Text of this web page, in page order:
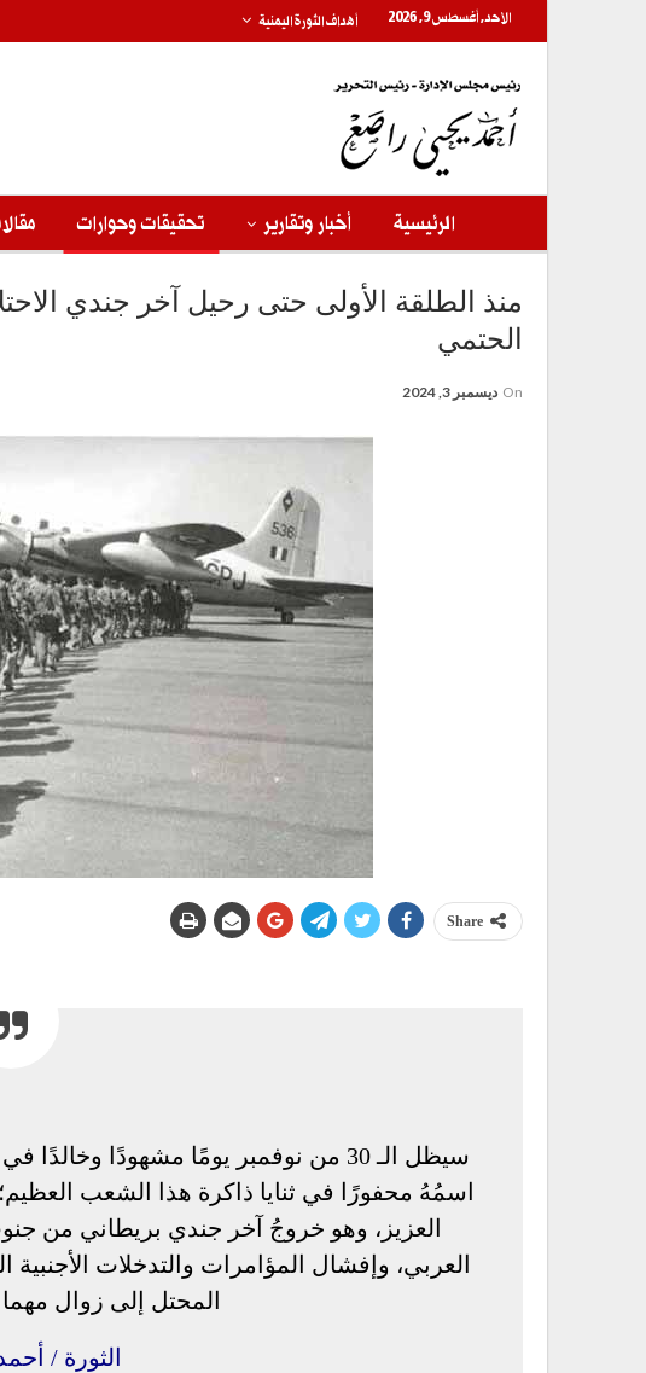
الأحد, أغسطس 9, 2026 أهداف الثورة اليمنية
الرئيسية أخبار وتقارير تحقيقات وحوارات
منذ الطلقة الأولى حتى رحيل آخر جندي
الحتمي
On ديسمبر 3, 2024
Share
سيظل الـ 30 من نوفمبر يومًا مشهودًا
اسمُهُ محفورًا في ثنايا ذاكرة هذا الشعب
العزيز، وهو خروجُ آخر جندي بريطاني من
العربي، وإفشال المؤامرات والتدخلات
المحتل إلى زوال
الثورة /